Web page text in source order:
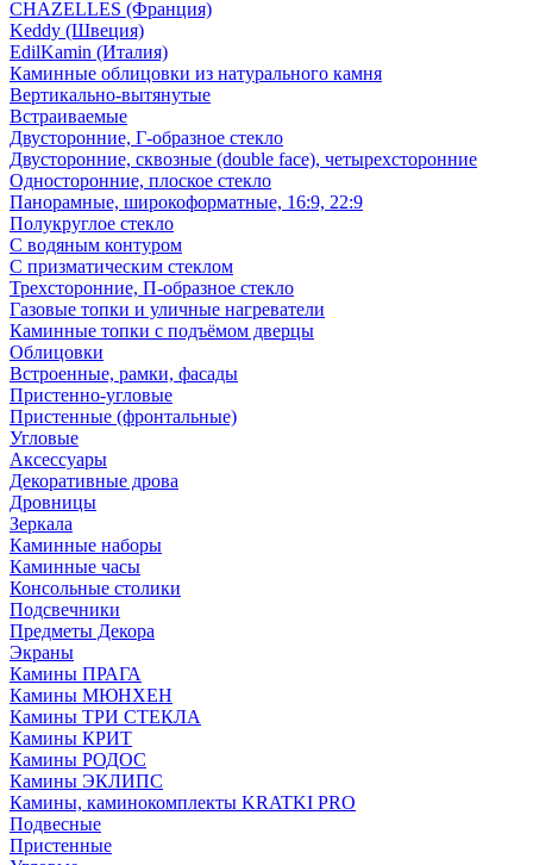
CHAZELLES (Франция)
Keddy (Швеция)
EdilKamin (Италия)
Каминные облицовки из натурального камня
Вертикально-вытянутые
Встраиваемые
Двусторонние, Г-образное стекло
Двусторонние, сквозные (double face), четырехсторонние
Односторонние, плоское стекло
Панорамные, широкоформатные, 16:9, 22:9
Полукруглое стекло
С водяным контуром
С призматическим стеклом
Трехсторонние, П-образное стекло
Газовые топки и уличные нагреватели
Каминные топки с подъёмом дверцы
Облицовки
Встроенные, рамки, фасады
Пристенно-угловые
Пристенные (фронтальные)
Угловые
Аксессуары
Декоративные дрова
Дровницы
Зеркала
Каминные наборы
Каминные часы
Консольные столики
Подсвечники
Предметы Декора
Экраны
Камины ПРАГА
Камины МЮНХЕН
Камины ТРИ СТЕКЛА
Камины КРИТ
Камины РОДОС
Камины ЭКЛИПС
Камины, каминокомплекты KRATKI PRO
Подвесные
Пристенные